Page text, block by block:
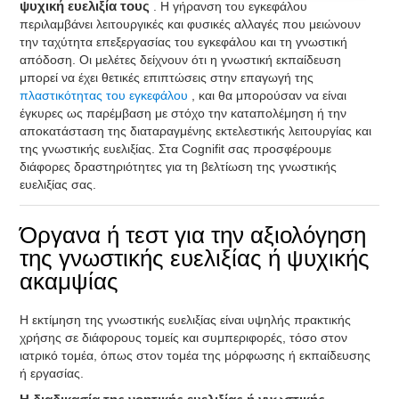
ψυχική ευελιξία τους
. Η γήρανση του εγκεφάλου
περιλαμβάνει λειτουργικές και φυσικές αλλαγές που μειώνουν
την ταχύτητα επεξεργασίας του εγκεφάλου και τη γνωστική
απόδοση. Οι μελέτες δείχνουν ότι η γνωστική εκπαίδευση
μπορεί να έχει θετικές επιπτώσεις στην επαγωγή της
πλαστικότητας του εγκεφάλου
, και θα μπορούσαν να είναι
έγκυρες ως παρέμβαση με στόχο την καταπολέμηση ή την
αποκατάσταση της διαταραγμένης εκτελεστικής λειτουργίας και
της γνωστικής ευελιξίας. Στα Cognifit σας προσφέρουμε
διάφορες δραστηριότητες για τη βελτίωση της γνωστικής
ευελιξίας σας.
Όργανα ή τεστ για την αξιολόγηση
της γνωστικής ευελιξίας ή ψυχικής
ακαμψίας
Η εκτίμηση της γνωστικής ευελιξίας είναι υψηλής πρακτικής
χρήσης σε διάφορους τομείς και συμπεριφορές, τόσο στον
ιατρικό τομέα, όπως στον τομέα της μόρφωσης ή εκπαίδευσης
ή εργασίας.